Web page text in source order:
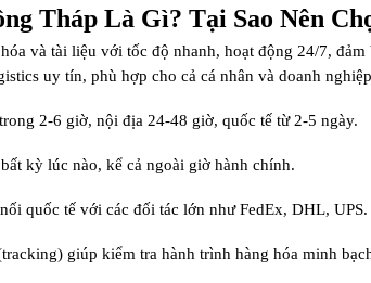
Tháp Là Gì? Tại Sao Nên
và tài liệu với tốc độ nhanh, hoạt động 24/7,
uy tín, phù hợp cho cả cá nhân và doanh
2-6 giờ, nội địa 24-48 giờ, quốc tế từ 2-5 ngày.
kỳ lúc nào, kể cả ngoài giờ hành chính.
quốc tế với các đối tác lớn như FedEx, DHL, UPS.
giúp kiểm tra hành trình hàng hóa minh